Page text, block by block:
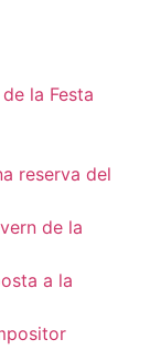
la Festa
reserva del
de la
a la